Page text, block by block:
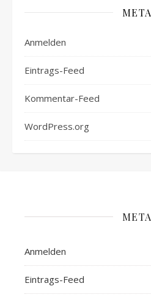
META
Anmelden
Eintrags-Feed
Kommentar-Feed
WordPress.org
META
Anmelden
Eintrags-Feed